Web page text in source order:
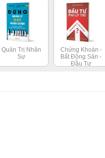
Quản Trị Nhân
Sự
Chứng Khoán -
Bất Động Sản -
Đầu Tư